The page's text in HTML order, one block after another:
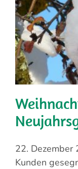
22. Dezember
Kunden